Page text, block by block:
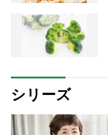
シリーズ